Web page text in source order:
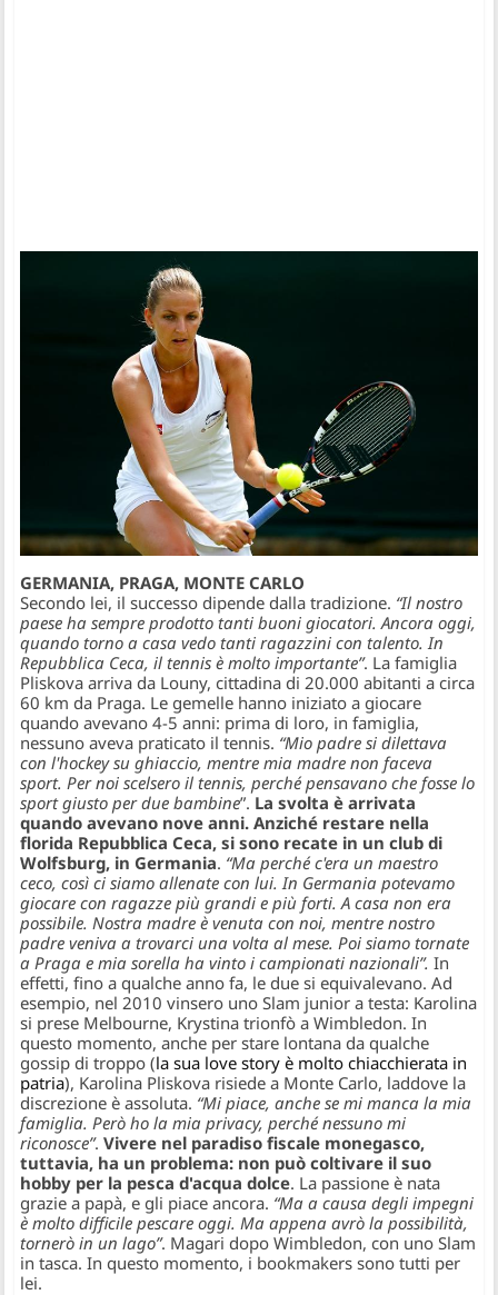
GERMANIA, PRAGA, MONTE CARLO
​Secondo lei, il successo dipende dalla tradizione. “Il nostro
paese ha sempre prodotto tanti buoni giocatori. Ancora oggi,
quando torno a casa vedo tanti ragazzini con talento. In
Repubblica Ceca, il tennis è molto importante”. La famiglia
Pliskova arriva da Louny, cittadina di 20.000 abitanti a circa
60 km da Praga. Le gemelle hanno iniziato a giocare
quando avevano 4-5 anni: prima di loro, in famiglia,
nessuno aveva praticato il tennis. “Mio padre si dilettava
con l'hockey su ghiaccio, mentre mia madre non faceva
sport. Per noi scelsero il tennis, perché pensavano che fosse lo
sport giusto per due bambine”. La svolta è arrivata
quando avevano nove anni. Anziché restare nella
florida Repubblica Ceca, si sono recate in un club di
Wolfsburg, in Germania. “Ma perché c'era un maestro
ceco, così ci siamo allenate con lui. In Germania potevamo
giocare con ragazze più grandi e più forti. A casa non era
possibile. Nostra madre è venuta con noi, mentre nostro
padre veniva a trovarci una volta al mese. Poi siamo tornate
a Praga e mia sorella ha vinto i campionati nazionali”. In
effetti, fino a qualche anno fa, le due si equivalevano. Ad
esempio, nel 2010 vinsero uno Slam junior a testa: Karolina
si prese Melbourne, Krystina trionfò a Wimbledon. In
questo momento, anche per stare lontana da qualche
gossip di troppo (la sua love story è molto chiacchierata in
patria), Karolina Pliskova risiede a Monte Carlo, laddove la
discrezione è assoluta. “Mi piace, anche se mi manca la mia
famiglia. Però ho la mia privacy, perché nessuno mi
riconosce”.Vivere nel paradiso fiscale monegasco,
tuttavia, ha un problema: non può coltivare il suo
hobby per la pesca d'acqua dolce. La passione è nata
grazie a papà, e gli piace ancora. “Ma a causa degli impegni
è molto difficile pescare oggi. Ma appena avrò la possibilità,
tornerò in un lago”. Magari dopo Wimbledon, con uno Slam
in tasca. In questo momento, i bookmakers sono tutti per
lei.